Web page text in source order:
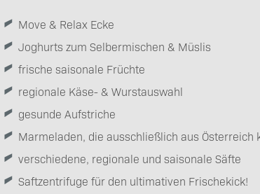
Move & Relax Ecke
Joghurts zum Selbermischen & Müslis
frische saisonale Früchte
regionale Käse- & Wurstauswahl
gesunde Aufstriche
Marmeladen, die ausschließlich aus Österreich
verschiedene, regionale und saisonale Säfte
Saftzentrifuge für den ultimativen Frischekick!